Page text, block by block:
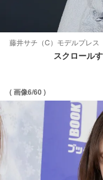
藤井サチ（C）モデルプレス
スクロール
( 画像6/60 )